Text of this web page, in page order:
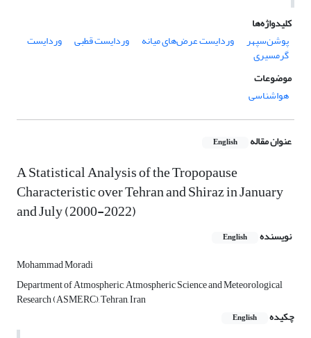
کلیدواژه‌ها
پوشن‌سپهر
وردایست عرض‌های میانه وردایست قطبی وردایست
گرمسیری
موضوعات
هواشناسی
عنوان مقاله English
A Statistical Analysis of the Tropopause
Characteristic over Tehran and Shiraz in January
and July (2000-2022)
نویسنده English
Mohammad Moradi
Department of Atmospheric, Atmospheric Science and Meteorological
Research (ASMERC), Tehran, Iran
چکیده
English